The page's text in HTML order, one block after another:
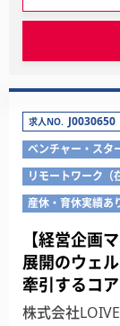
求人NO. J0030650
ベンチャー・スタ
リモートワーク（
産休・育休実績あ
【経営企画
展開のウェ
牽引するコ
株式会社LOIVE